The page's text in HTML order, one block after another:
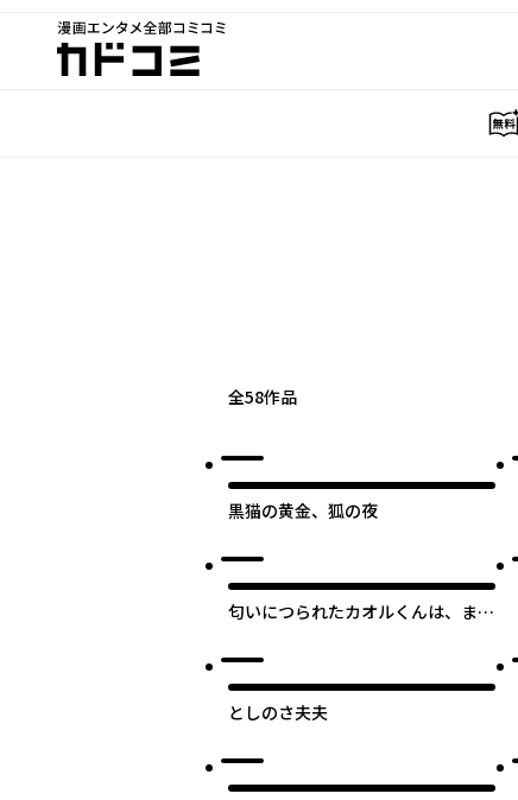
漫画エンタメ全部コミコミ
カドコミ
全58作品
黒猫の黄金、狐の夜
匂いにつられたカオルくんは、まん
ク】
としのさ夫夫